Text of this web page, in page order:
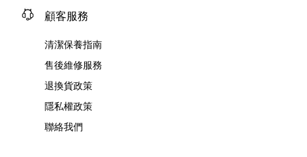
顧客服務
清潔保養指南
售後維修服務
退換貨政策
隱私權政策
聯絡我們